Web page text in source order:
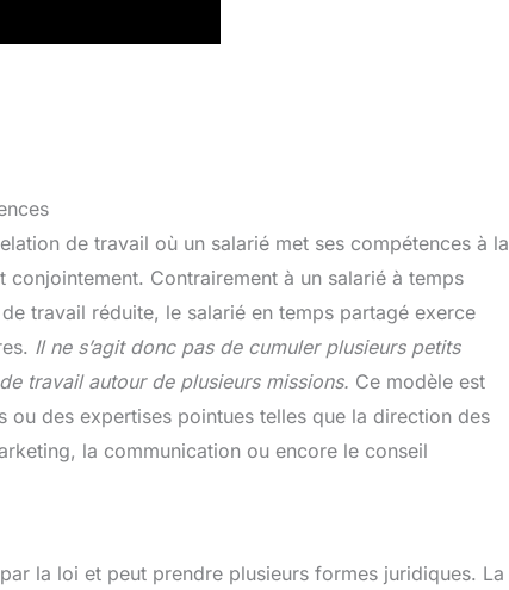
de travail où un salarié met ses compétences à la
Contrairement à un salarié à temps
travail réduite, le salarié en temps partagé exerce
Il ne s’agit donc pas de cumuler plusieurs petits
travail autour de plusieurs missions. Ce modèle est
des expertises pointues telles que la direction des
la communication ou encore le conseil
la loi et peut prendre plusieurs formes juridiques. La